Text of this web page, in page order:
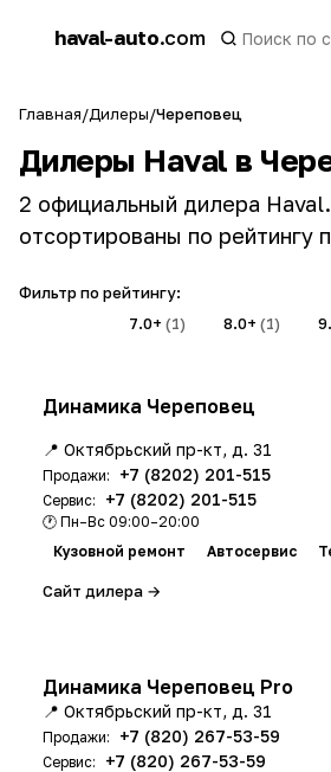
haval-auto.com
Главная/Дилеры/Череповец
Дилеры Haval в
2 официальный дилера
отсортированы по рейтингу
Фильтр по рейтингу:
7.0+ (1) 8.0+ (1)
Динамика Череповец
📍 Октябрьский пр-кт, д. 31
Продажи: +7 (8202) 201-515
Сервис: +7 (8202) 201-515
🕐 Пн–Вс 09:00–20:00
Кузовной ремонт
Автосервис
Сайт дилера →
Динамика Череповец Pro
📍 Октябрьский пр-кт, д. 31
Продажи: +7 (820) 267-53-59
Сервис: +7 (820) 267-53-59